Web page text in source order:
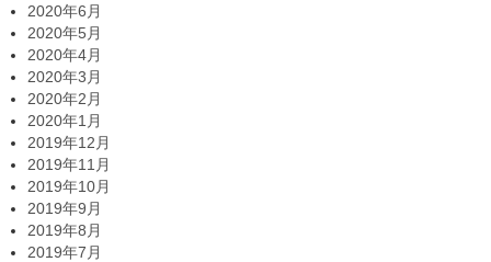
2020年6月
2020年5月
2020年4月
2020年3月
2020年2月
2020年1月
2019年12月
2019年11月
2019年10月
2019年9月
2019年8月
2019年7月